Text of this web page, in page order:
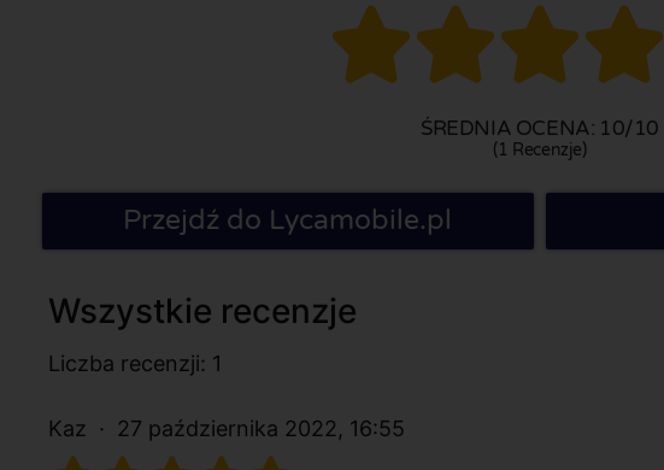

ŚREDNIA OCENA: 10/10
(1 Recenzje)
Przejdź do Lycamobile.pl
Wszystkie recenzje
Liczba recenzji: 1
Kaz 27 października 2022, 16:55